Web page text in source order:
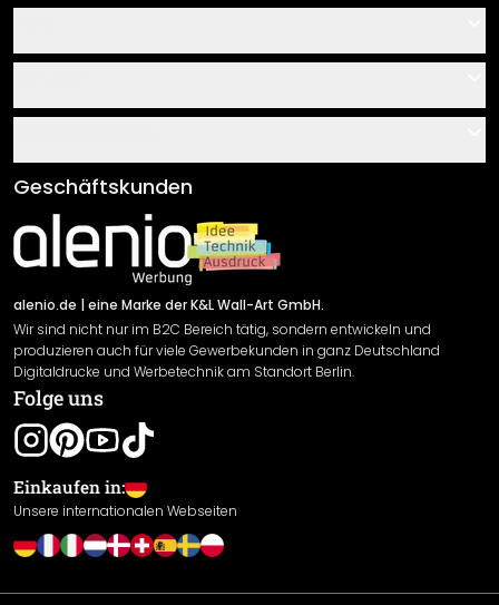
Über uns
Klebe- und Montageanleitungen
Newsletter An-/Abmeldung
Sendungsverfolgung
AGB
Impressum
Versand & Zahlung
Rücksendung
Widerrufsrecht
Datenschutzerklärung
Gewährleistung
Leistungserklärung / CE-Zeichen
Cookie Einstellungen
Geschäftskunden
alenio.de | eine Marke der K&L Wall-Art GmbH.
Wir sind nicht nur im B2C Bereich tätig, sondern entwickeln und
produzieren auch für viele Gewerbekunden in ganz Deutschland
Digitaldrucke und Werbetechnik am Standort Berlin.
Folge uns
Einkaufen in:
Unsere internationalen Webseiten